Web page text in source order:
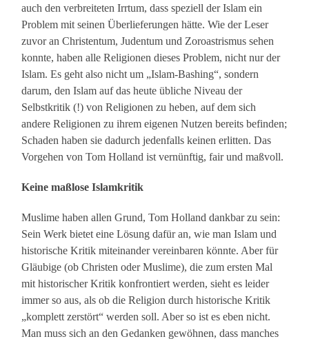
auch den verbreiteten Irrtum, dass speziell der Islam ein
Problem mit seinen Überlieferungen hätte. Wie der Leser
zuvor an Christentum, Judentum und Zoroastrismus sehen
konnte, haben alle Religionen dieses Problem, nicht nur der
Islam. Es geht also nicht um „Islam-Bashing“, sondern
darum, den Islam auf das heute übliche Niveau der
Selbstkritik (!) von Religionen zu heben, auf dem sich
andere Religionen zu ihrem eigenen Nutzen bereits befinden;
Schaden haben sie dadurch jedenfalls keinen erlitten. Das
Vorgehen von Tom Holland ist vernünftig, fair und maßvoll.
Keine maßlose Islamkritik
Muslime haben allen Grund, Tom Holland dankbar zu sein:
Sein Werk bietet eine Lösung dafür an, wie man Islam und
historische Kritik miteinander vereinbaren könnte. Aber für
Gläubige (ob Christen oder Muslime), die zum ersten Mal
mit historischer Kritik konfrontiert werden, sieht es leider
immer so aus, als ob die Religion durch historische Kritik
„komplett zerstört“ werden soll. Aber so ist es eben nicht.
Man muss sich an den Gedanken gewöhnen, dass manches